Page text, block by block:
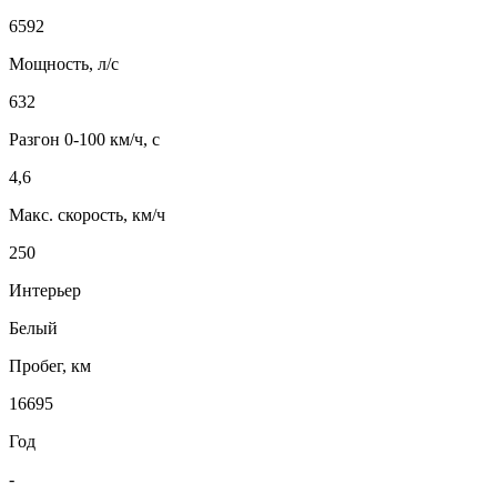
6592
Мощность, л/с
632
Разгон 0-100 км/ч, с
4,6
Макс. скорость, км/ч
250
Интерьер
Белый
Пробег, км
16695
Год
-